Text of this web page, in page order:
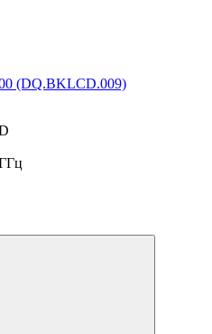
(DQ.BKLCD.009)